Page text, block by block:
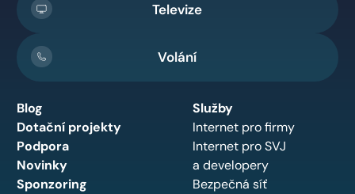
Televize
Volání
Blog
Dotační projekty
Podpora
Novinky
Sponzoring
Služby
Internet pro firmy
Internet pro SVJ
a developery
Bezpečná síť